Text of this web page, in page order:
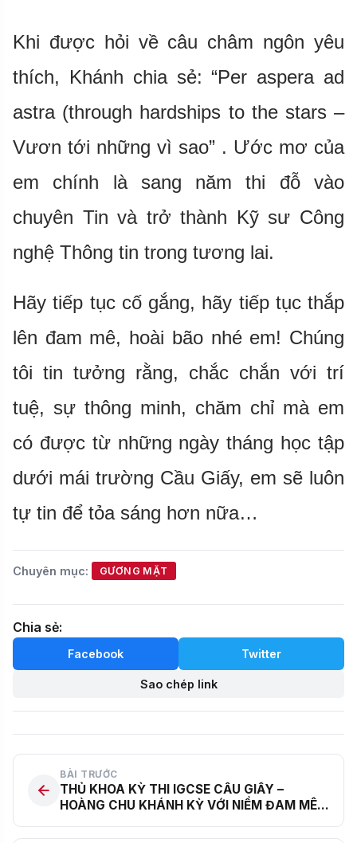
Khi được hỏi về câu châm ngôn yêu
thích, Khánh chia sẻ: “Per aspera ad
astra (through hardships to the stars –
Vươn tới những vì sao” . Ước mơ của
em chính là sang năm thi đỗ vào
chuyên Tin và trở thành Kỹ sư Công
nghệ Thông tin trong tương lai.
Hãy tiếp tục cố gắng, hãy tiếp tục thắp
lên đam mê, hoài bão nhé em! Chúng
tôi tin tưởng rằng, chắc chắn với trí
tuệ, sự thông minh, chăm chỉ mà em
có được từ những ngày tháng học tập
dưới mái trường Cầu Giấy, em sẽ luôn
tự tin để tỏa sáng hơn nữa…
Chuyên mục: GƯƠNG MẶT
Chia sẻ:
Facebook Twitter
Sao chép link
BÀI TRƯỚC
THỦ KHOA KỲ THI IGCSE CẦU GIẤY –
HOÀNG CHU KHÁNH KỲ VỚI NIỀM ĐAM MÊ